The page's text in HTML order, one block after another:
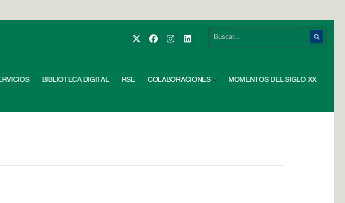
BIBLIOTECA DIGITAL RSE COLABORACIONES MOMENTOS DEL SIGLO XX